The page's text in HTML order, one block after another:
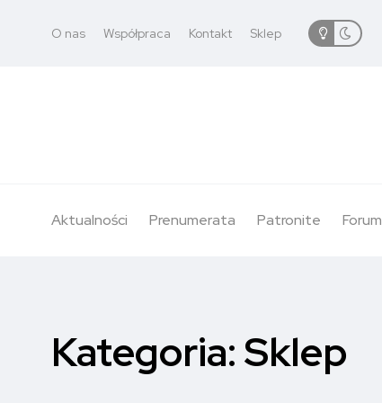
O nas Współpraca Kontakt Sklep
Aktualności Prenumerata Patronite Forum
Kategoria:Sklep